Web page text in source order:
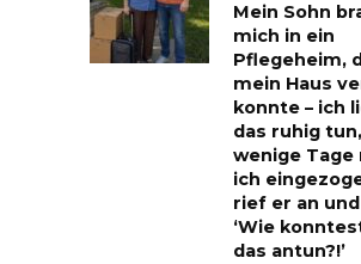
Mein Sohn
mich in ein
Pflegeheim,
mein Haus
konnte – ich
das ruhig
wenige Tage
ich
rief er an
‘Wie
das antun?!’